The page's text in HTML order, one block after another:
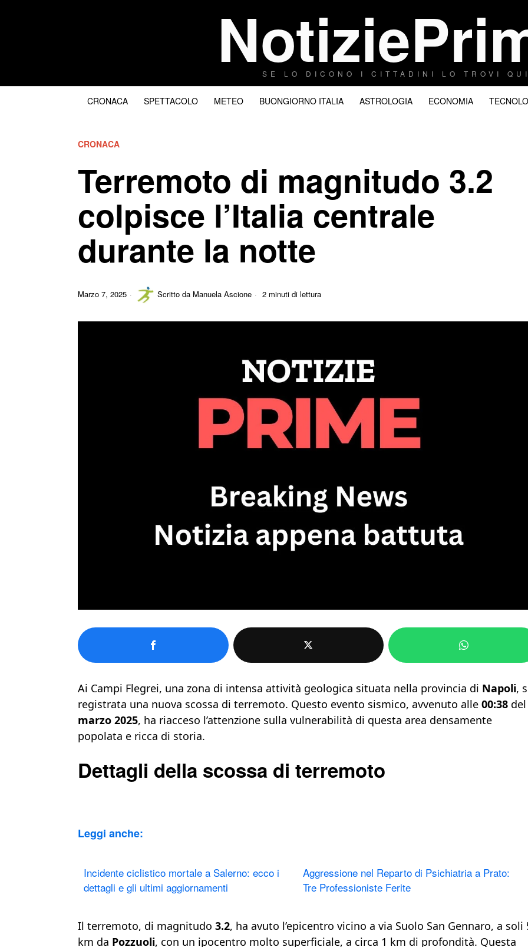
SE LO DICONO I CITTADINI LO TROVI QUI
CRONACA SPETTACOLO METEO BUONGIORNO ITALIA ASTROLOGIA ECONOMIA
CRONACA
Terremoto di magnitudo 3.2
colpisce l’Italia centrale
durante la notte
Marzo 7, 2025 Scritto da Manuela Ascione 2 minuti di lettura
Ai Campi Flegrei, una zona di intensa attività geologica situata nella provincia di Napoli,
registrata una nuova scossa di terremoto. Questo evento sismico, avvenuto alle 00:38 del
marzo 2025, ha riacceso l’attenzione sulla vulnerabilità di questa area densamente
popolata e ricca di storia.
Dettagli della scossa di terremoto
Leggi anche:
Incidente ciclistico mortale a Salerno: ecco i
dettagli e gli ultimi aggiornamenti
Aggressione nel Reparto di Psichiatria a Prato:
Tre Professioniste Ferite
Il terremoto, di magnitudo 3.2, ha avuto l’epicentro vicino a via Suolo San Gennaro, a soli
km da Pozzuoli, con un ipocentro molto superficiale, a circa 1 km di profondità. Questa